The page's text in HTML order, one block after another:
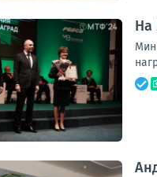
На